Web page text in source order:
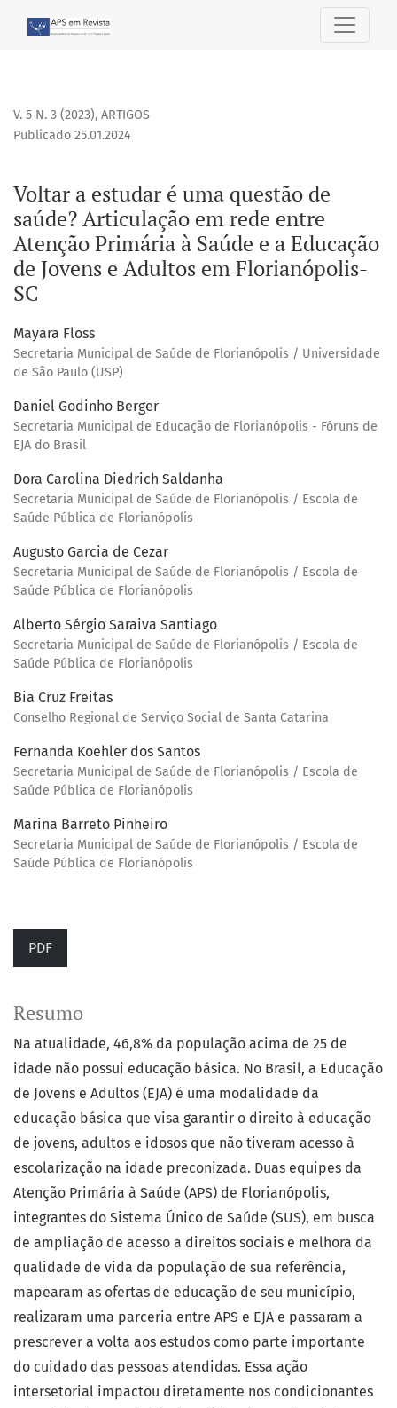
Voltar a estudar é uma questão de saúde? Articulação
V. 5 N. 3 (2023), ARTIGOS
Voltar a estudar é uma questão de
saúde? Articulação em rede entre
Atenção Primária à Saúde e a Educação
de Jovens e Adultos em Florianópolis-
SC
Publicado 25.01.2024
Mayara Floss
Secretaria Municipal de Saúde de Florianópolis / Universidade
de São Paulo (USP)
Daniel Godinho Berger
Secretaria Municipal de Educação de Florianópolis - Fóruns de
EJA do Brasil
Dora Carolina Diedrich Saldanha
Secretaria Municipal de Saúde de Florianópolis / Escola de
Saúde Pública de Florianópolis
Augusto Garcia de Cezar
Secretaria Municipal de Saúde de Florianópolis / Escola de
Saúde Pública de Florianópolis
Alberto Sérgio Saraiva Santiago
Secretaria Municipal de Saúde de Florianópolis / Escola de
Saúde Pública de Florianópolis
Bia Cruz Freitas
Conselho Regional de Serviço Social de Santa Catarina
Fernanda Koehler dos Santos
Secretaria Municipal de Saúde de Florianópolis / Escola de
Saúde Pública de Florianópolis
Marina Barreto Pinheiro
Secretaria Municipal de Saúde de Florianópolis / Escola de
Saúde Pública de Florianópolis
PDF
Resumo
Na atualidade, 46,8% da população acima de 25 de
idade não possui educação básica. No Brasil, a Educação
de Jovens e Adultos (EJA) é uma modalidade da
educação básica que visa garantir o direito à educação
de jovens, adultos e idosos que não tiveram acesso à
escolarização na idade preconizada. Duas equipes da
Atenção Primária à Saúde (APS) de Florianópolis,
integrantes do Sistema Único de Saúde (SUS), em busca
de ampliação de acesso a direitos sociais e melhora da
qualidade de vida da população de sua referência,
mapearam as ofertas de educação de seu município,
realizaram uma parceria entre APS e EJA e passaram a
prescrever a volta aos estudos como parte importante
do cuidado das pessoas atendidas. Essa ação
intersetorial impactou diretamente nos condicionantes